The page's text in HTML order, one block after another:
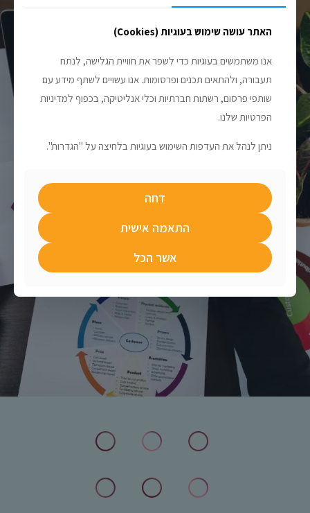
האתר עושה שימוש בעוגיות (Cookies)
אנו משתמשים בעוגיות כדי לשפר את חוויית הגלישה, לנתח
תעבורה, ולהתאים תכנים ופרסומות. אנו עשויים לשתף מידע עם
שותפי פרסום, רשתות חברתיות וכלי אנליטיקה, בכפוף למדיניות
הפרטיות שלנו.
ניתן לנהל את העדפות השימוש בעוגיות בלחיצה על "הגדרות".
דחה
התאמה אישית
אשר הכל